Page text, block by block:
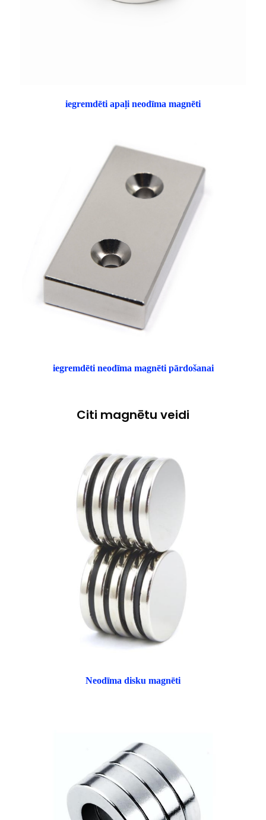
iegremdēti apaļi neodīma magnēti
iegremdēti neodīma magnēti pārdošanai
Citi magnētu veidi
Neodīma disku magnēti